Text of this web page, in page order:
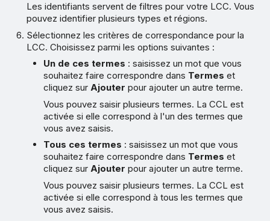
Les identifiants servent de filtres pour votre LCC. Vous
pouvez identifier plusieurs types et régions.
Sélectionnez les critères de correspondance pour la
LCC. Choisissez parmi les options suivantes :
Un de ces termes : saisissez un mot que vous
souhaitez faire correspondre dans Termes et
cliquez surAjouter pour ajouter un autre terme.
Vous pouvez saisir plusieurs termes. La CCL est
activée si elle correspond à l'un des termes que
vous avez saisis.
Tous ces termes : saisissez un mot que vous
souhaitez faire correspondre dans Termes et
cliquez surAjouter pour ajouter un autre terme.
Vous pouvez saisir plusieurs termes. La CCL est
activée si elle correspond à tous les termes que
vous avez saisis.